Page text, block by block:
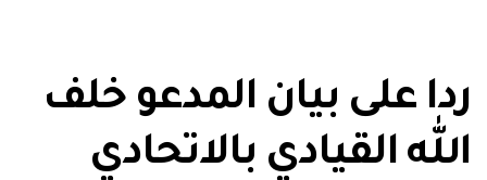
ردا على بيان المدعو خلف
الله القيادي بالاتحادي